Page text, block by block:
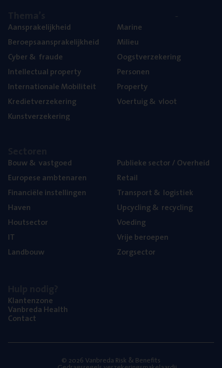
Aan­spra­ke­lijk­heid
Beroeps­aan­spra­ke­lijk­heid
Cyber& fraude
Intel­lec­tu­al property
Inter­na­ti­o­na­le Mobiliteit
Kre­diet­ver­ze­ke­ring
Kunst­ver­ze­ke­ring
Mari­ne
Mili­eu
Oogst­ver­ze­ke­ring
Per­so­nen
Pro­per­ty
Voer­tuig& vloot
Bouw& vastgoed
Euro­pe­se ambtenaren
Finan­ci­ë­le instellingen
Haven
Hout­sec­tor
IT
Land­bouw
Publie­ke sec­tor / Overheid
Retail
Trans­port& logistiek
Upcy­cling& recycling
Voe­ding
Vrije beroe­pen
Zorg­sec­tor
Klan­ten­zo­ne
Van­b­re­da Health
Con­tact
© 2026 Vanbreda Risk & Benefits